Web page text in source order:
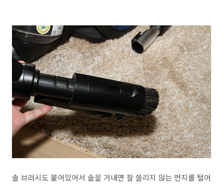
솔 브러시도 붙어있어서 솔을 거내면 잘 쓸리지 않는 먼지를 털어